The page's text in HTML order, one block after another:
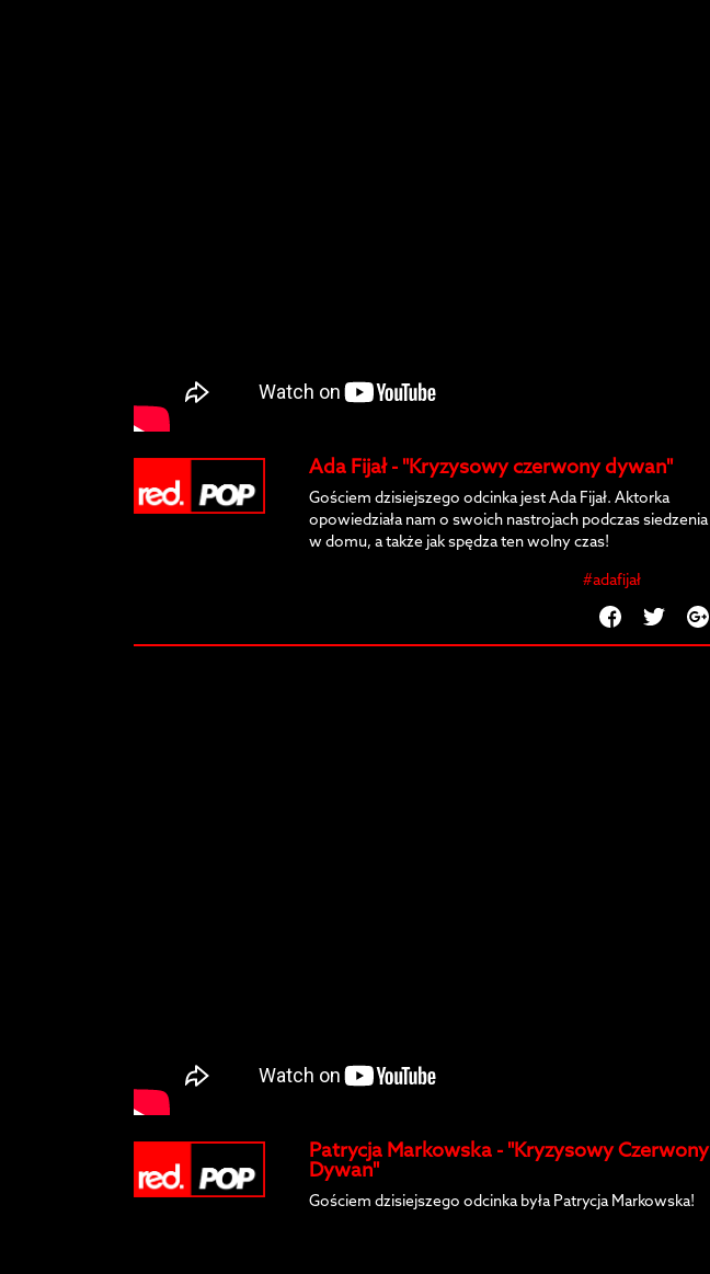
Ada Fijał - "Kryzysowy czerwony dywan"
Gościem dzisiejszego odcinka jest Ada Fijał. Aktorka
opowiedziała nam o swoich nastrojach podczas siedzenia
w domu, a także jak spędza ten wolny czas!
#adafijał
Patrycja Markowska - "Kryzysowy Czerwony
Dywan"
Gościem dzisiejszego odcinka była Patrycja Markowska!